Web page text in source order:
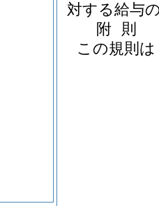
対する給与
附 則
この規則